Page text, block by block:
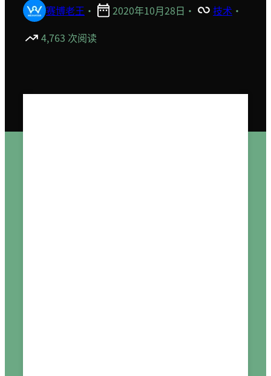
赛博老王 · 2020年10月28日 · 技术 ·
4,763 次阅读